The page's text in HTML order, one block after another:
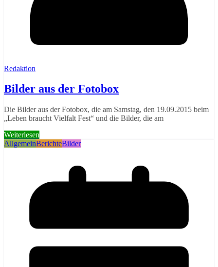
Redaktion
Bilder aus der Fotobox
Die Bilder aus der Fotobox, die am Samstag, den 19.09.2015 beim
„Leben braucht Vielfalt Fest“ und die Bilder, die am
Weiterlesen
AllgemeinBerichteBilder